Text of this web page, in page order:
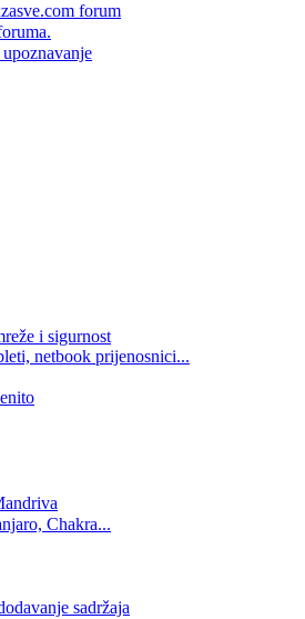
forum
i sigurnost
netbook prijenosnici...
Chakra...
sadržaja